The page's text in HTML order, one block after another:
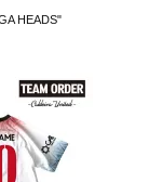
HEADS"